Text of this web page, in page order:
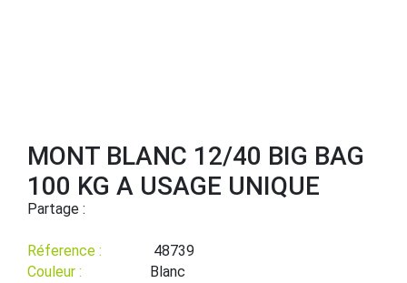
MONT BLANC 12/40 BIG BAG
100 KG A USAGE UNIQUE
Partage :
Réference :
48739
Couleur :
Blanc